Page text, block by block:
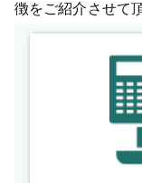
徴をご紹介させて